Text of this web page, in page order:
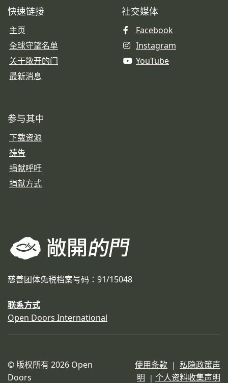
快速链接
主页
全球守望名单
关于敞开的门
最新消息
社交媒体
Facebook
Instagram
YouTube
参与其中
下载资源
祷告
捐献呼吁
捐献方式
慈善团体免税档案号码：91/15048
联系方式
Open Doors International
© 版权所有 2026 Open
Doors
使用条款 | 私隐政策声
明 | 个人资料收集声明